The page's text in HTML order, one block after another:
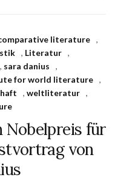
literature ,
, Literatur ,
, sara danius
,
for world literature
,
, weltliteratur ,
Nobelpreis für
von